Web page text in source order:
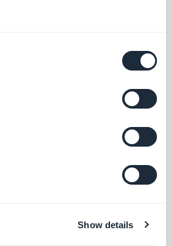
Show details
Imposta le automazioni senza dover
per usare questo add-on)
on Zapier, hai la possibilità di
la tua app eCommerce a migliaia
(Devi avere un account su
(per eCommerce)